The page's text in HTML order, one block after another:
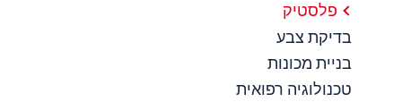
פלסטיק
בדיקת צבע
בניית מכונות
טכנולוגיה רפואית